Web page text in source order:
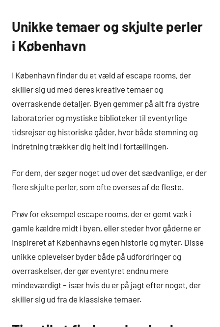
Unikke temaer og skjulte perler
i København
I København finder du et væld af escape rooms, der
skiller sig ud med deres kreative temaer og
overraskende detaljer. Byen gemmer på alt fra dystre
laboratorier og mystiske biblioteker til eventyrlige
tidsrejser og historiske gåder, hvor både stemning og
indretning trækker dig helt ind i fortællingen.
For dem, der søger noget ud over det sædvanlige, er der
flere skjulte perler, som ofte overses af de fleste.
Prøv for eksempel escape rooms, der er gemt væk i
gamle kældre midt i byen, eller steder hvor gåderne er
inspireret af Københavns egen historie og myter. Disse
unikke oplevelser byder både på udfordringer og
overraskelser, der gør eventyret endnu mere
mindeværdigt – især hvis du er på jagt efter noget, der
skiller sig ud fra de klassiske temaer.